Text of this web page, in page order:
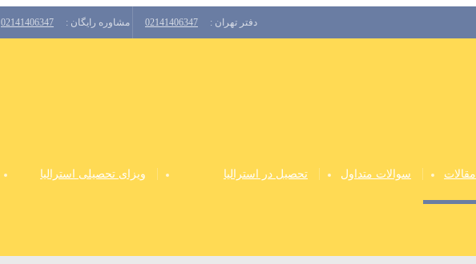
دفتر تهران : 02141406347 مشاوره رایگان : 02141406347
مقالات سوالات متداول تحصیل در استرالیا ویزای تحصیلی استرالیا